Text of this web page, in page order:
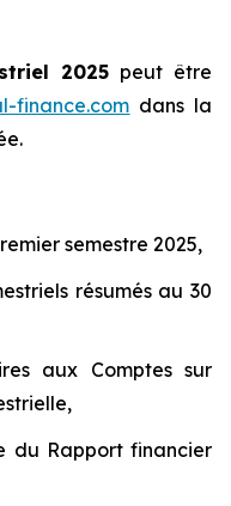
2025peut être
finance.com dans la
semestre 2025,
résumés au 30
aux Comptes sur
du Rapport financier